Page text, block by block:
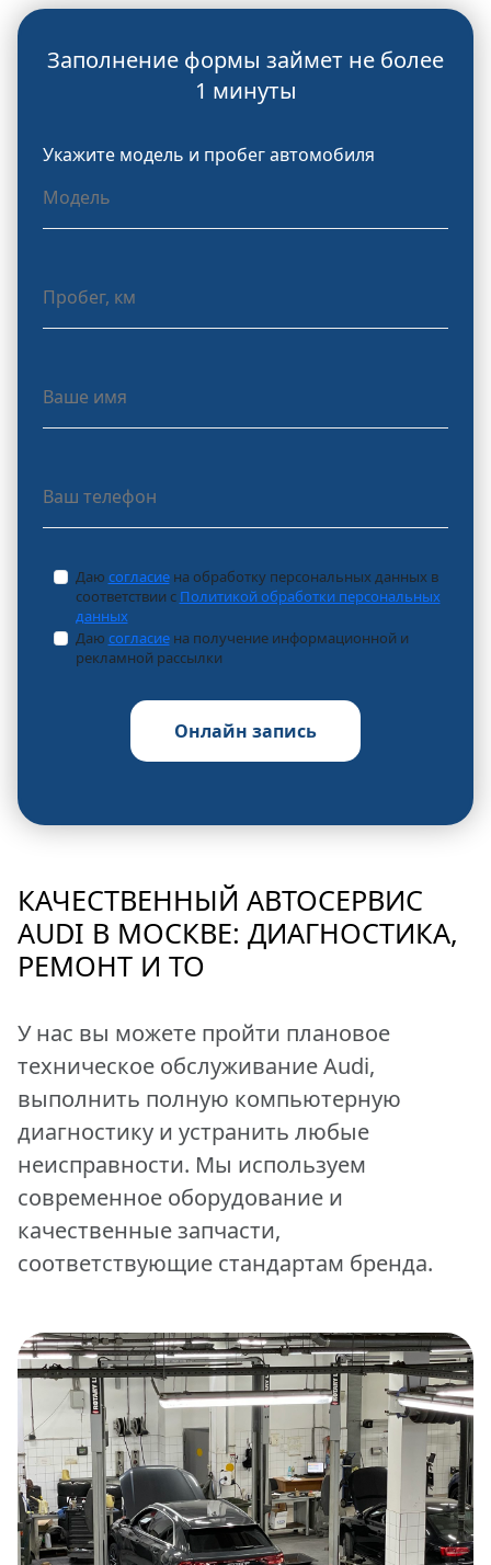
Заполнение формы займет не более
1 минуты
Укажите модель и пробег автомобиля
Даю согласиена обработку персональных данных в
соответствии с Политикой обработки персональных
данных
Даю согласиена получение информационной и
рекламной рассылки
КАЧЕСТВЕННЫЙ АВТОСЕРВИС
AUDI В МОСКВЕ: ДИАГНОСТИКА,
РЕМОНТ И ТО
У нас вы можете пройти плановое
техническое обслуживание Audi,
выполнить полную компьютерную
диагностику и устранить любые
неисправности. Мы используем
современное оборудование и
качественные запчасти,
соответствующие стандартам бренда.